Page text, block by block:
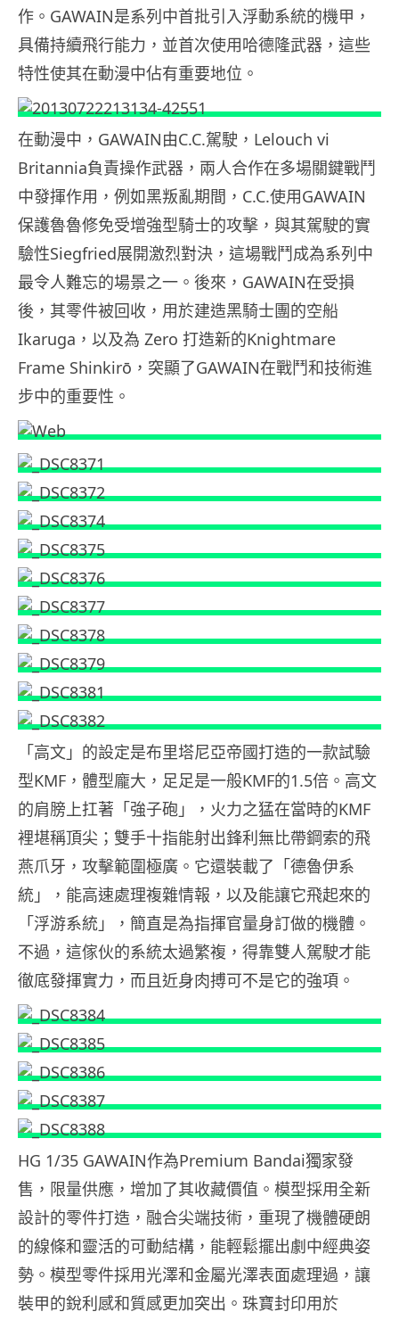
作。GAWAIN是系列中首批引入浮動系統的機甲，
具備持續飛行能力，並首次使用哈德隆武器，這些
特性使其在動漫中佔有重要地位。
在動漫中，GAWAIN由C.C.駕駛，Lelouch vi
Britannia負責操作武器，兩人合作在多場關鍵戰鬥
中發揮作用，例如黑叛亂期間，C.C.使用GAWAIN
保護魯魯修免受增強型騎士的攻擊，與其駕駛的實
驗性Siegfried展開激烈對決，這場戰鬥成為系列中
最令人難忘的場景之一。後來，GAWAIN在受損
後，其零件被回收，用於建造黑騎士團的空船
Ikaruga，以及為 Zero 打造新的Knightmare
Frame Shinkirō，突顯了GAWAIN在戰鬥和技術進
步中的重要性。
「高文」的設定是布里塔尼亞帝國打造的一款試驗
型KMF，體型龐大，足足是一般KMF的1.5倍。高文
的肩膀上扛著「強子砲」，火力之猛在當時的KMF
裡堪稱頂尖；雙手十指能射出鋒利無比帶鋼索的飛
燕爪牙，攻擊範圍極廣。它還裝載了「德魯伊系
統」，能高速處理複雜情報，以及能讓它飛起來的
「浮游系統」，簡直是為指揮官量身訂做的機體。
不過，這傢伙的系統太過繁複，得靠雙人駕駛才能
徹底發揮實力，而且近身肉搏可不是它的強項。
HG 1/35 GAWAIN作為Premium Bandai獨家發
售，限量供應，增加了其收藏價值。模型採用全新
設計的零件打造，融合尖端技術，重現了機體硬朗
的線條和靈活的可動結構，能輕鬆擺出劇中經典姿
勢。模型零件採用光澤和金屬光澤表面處理過，讓
裝甲的銳利感和質感更加突出。珠寶封印用於